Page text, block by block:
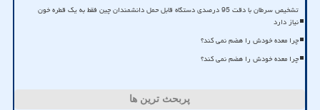
تشخیص سرطان با دقت 95 درصدی دستگاه قابل حمل دانشمندان چین فقط به یک قطره خون
نیاز دارد
چرا معده خودش را هضم نمی کند؟
چرا معده خودش را هضم نمی کند؟
پربحث ترین ها